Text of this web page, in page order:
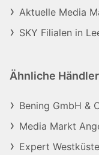
Aktuelle Media
SKY Filialen in
Ähnliche Händler
Bening GmbH &
Media Markt
Expert